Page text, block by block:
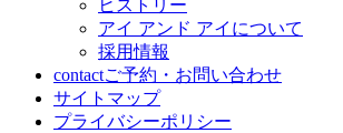
ヒストリー
アイ アンド アイについて
採用情報
contactご予約・お問い合わせ
サイトマップ
プライバシーポリシー